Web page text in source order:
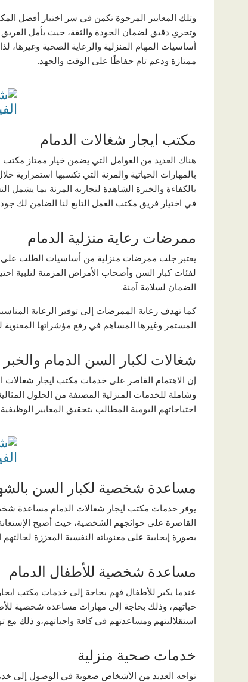
وتلك المعايير المرجوة تكمن في سر اختيار أفضل
وتحري دقيق لضمان الجودة والثقة، حيث يأمل الفريق
أساسيات المهام المنزلية والرعاية الصحية
ممتازة ودعم تام حفاظًا على الوقت والجهد.
مكتب ايجار شغالات الدمام
هناك العديد من العوامل التي يضمن خيار ممتاز
بالمهارات الحياتية والمرنة التي تكسبها استمرارية
بالكفاءة والخبرة الشاهدة لتجاربه المرنة بما يشمل
في اختيار فريق مكتب العمل التابع لنا الضامن لك
ممرضات رعاية منزلية الدمام
يعتبر جلب ممرضات منزلية من أساسيات الطلب على
لفئات كبار السن وأصحاب الأمراض المزمنة لتلبية
الضمان لسلامة آمنة.
كما تهدف رعاية الممرضات إلى توفير الرعاية
المستمر وغيرها المساهم في رفع مؤشراتها المعنوية
شغالات لكبار السن الدمام والخبر
إن الاهتمام القاصر على خدمات مكتب ايجار شغالات
وشاملة للخدمات المنزلية المصنفة من الحلول
احتياجاتهم اليومية المطالب بتحقيق المعايير
مساعدة شخصية لكبار السن
يوفر خدمات مكتب ايجار شغالات الدمام مساعدة
القاصرة على حوائجهم الشخصية، حيث أصبح
بصورة إيجابية على معنوياته النفسية المعززة
مساعدة شخصية للأطفال الدمام
عندما يكبر للأطفال فهم بحاجة إلى خدمات مكتب
حياتهم، وذلك بحاجة إلى مهارات مساعدة شخصية
استقلاليتهم ومساعدتهم في كافة واجباتهم،و ذلك مع
خدمات صحية منزلية
تواجه العديد من الأشخاص صعوبة في الوصول إلى